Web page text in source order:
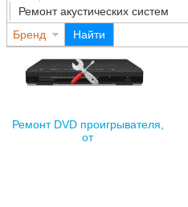
Ремонт акустических систем
Бренд
Найти
Ремонт DVD проигрывателя,
от